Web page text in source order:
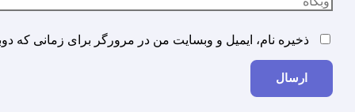
ذخیره نام، ایمیل و وبسایت من در مرورگر برای زمانی که